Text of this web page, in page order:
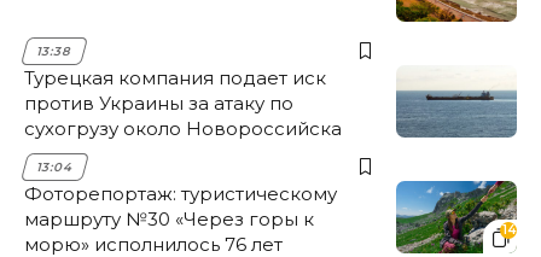
13:38
Турецкая компания подает иск
против Украины за атаку по
сухогрузу около Новороссийска
13:04
14
Фоторепортаж: туристическому
маршруту №30 «Через горы к
морю» исполнилось 76 лет